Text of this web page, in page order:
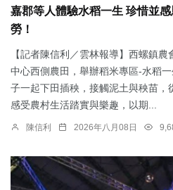
嘉郡等人體驗水稻一生 珍惜並
勞！
【記者陳信利／雲林報導】西螺鎮
中心西側農田，舉辦稻米專區-水稻
子一起下田插秧，接觸泥土與秧苗，
感受農村生活踏實與樂趣，以期...
陳信利 2026年八月08日